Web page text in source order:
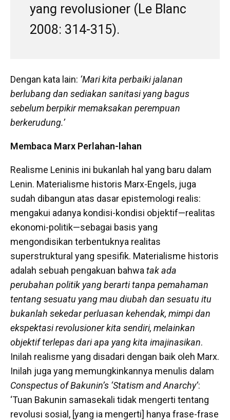
yang revolusioner (Le Blanc
2008: 314-315).
Dengan kata lain: ‘Mari kita perbaiki jalanan
berlubang dan sediakan sanitasi yang bagus
sebelum berpikir memaksakan perempuan
berkerudung.’
Membaca Marx Perlahan-lahan
Realisme Leninis ini bukanlah hal yang baru dalam
Lenin. Materialisme historis Marx-Engels, juga
sudah dibangun atas dasar epistemologi realis:
mengakui adanya kondisi-kondisi objektif—realitas
ekonomi-politik—sebagai basis yang
mengondisikan terbentuknya realitas
superstruktural yang spesifik. Materialisme historis
adalah sebuah pengakuan bahwa tak ada
perubahan politik yang berarti tanpa pemahaman
tentang sesuatu yang mau diubah dan sesuatu itu
bukanlah sekedar perluasan kehendak, mimpi dan
ekspektasi revolusioner kita sendiri, melainkan
objektif terlepas dari apa yang kita imajinasikan.
Inilah realisme yang disadari dengan baik oleh Marx.
Inilah juga yang memungkinkannya menulis dalam
Conspectus of Bakunin’s ‘Statism and Anarchy’:
‘Tuan Bakunin samasekali tidak mengerti tentang
revolusi sosial, [yang ia mengerti] hanya frase-frase